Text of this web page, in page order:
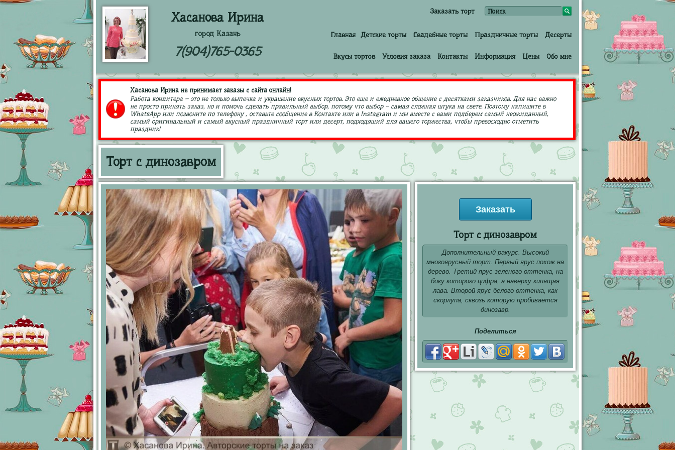
Хасанова Ирина
город Казань
7(904)765-0365
Заказать торт
Главная Детские торты Свадебные торты Праздничные торты Десерты
Вкусы тортов Условия заказа Контакты Информация Цены Обо мне
Хасанова Ирина не принимает заказы с сайта онлайн!
Работа кондитера – это не только выпечка и украшение вкусных тортов. Это еще и ежедневное общение с десятками заказчиков. Для нас важно
не просто принять заказ, но и помочь сделать правильный выбор, потому что выбор – самая сложная штука на свете. Поэтому напишите в
WhatsApp или позвоните по телефону , оставьте сообщение в Контакте или в Instagram и мы вместе с вами подберем самый неожиданный,
самый оригинальный и самый вкусный праздничный торт или десерт, подходящий для вашего торжества, чтобы превосходно отметить
праздник!
Торт с динозавром
Заказать
Торт с динозавром
Дополнительный ракурс. Высокий
многоярусный торт. Первый ярус похож на
дерево. Третий ярус зеленого оттенка, на
боку которого цифра, а наверху кипящая
лава. Второй ярус белого оттенка, как
скорлупа, сквозь которую пробивается
динозавр.
Поделиться